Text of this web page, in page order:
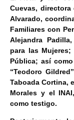
Cuevas,
Alvarado,
Familiares con
Alejandra
para las
Pública; así
“Teodoro
Taboada Cortina,
Morales y el
como testigo.